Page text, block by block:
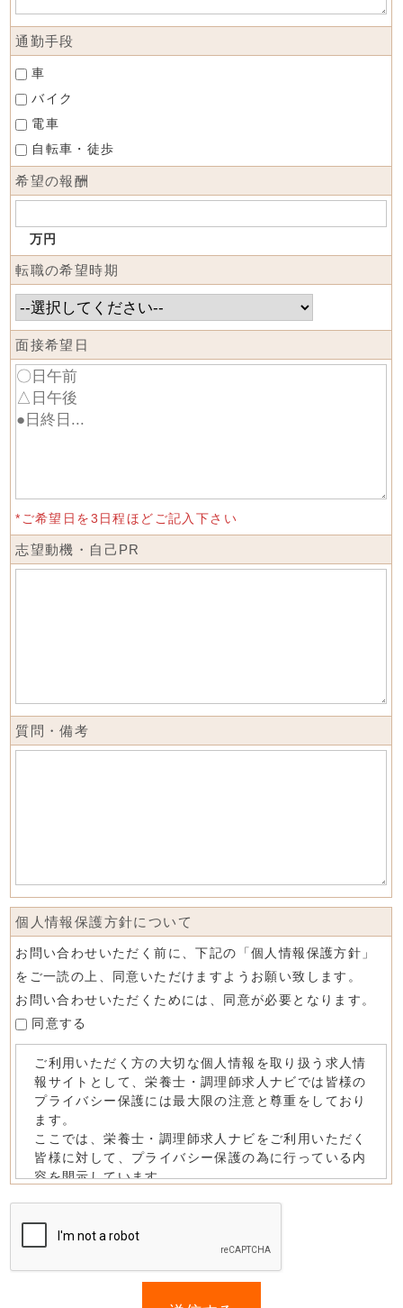
通勤手段
車
バイク
電車
自転車・徒歩
希望の報酬
万円
転職の希望時期
面接希望日
*ご希望日を3日程ほどご記入下さい
志望動機・自己PR
質問・備考
個人情報保護方針について
お問い合わせいただく前に、下記の「個人情報保護方針」
をご一読の上、同意いただけますようお願い致します。
お問い合わせいただくためには、同意が必要となります。
同意する